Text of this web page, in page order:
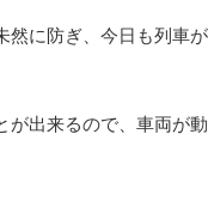
に防ぎ、今日も列車
出来るので、車両が